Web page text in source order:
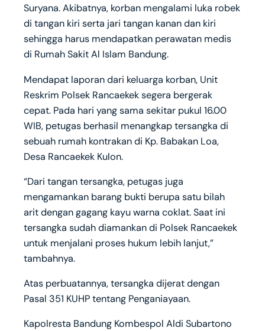
Suryana. Akibatnya, korban mengalami luka robek
di tangan kiri serta jari tangan kanan dan kiri
sehingga harus mendapatkan perawatan medis
di Rumah Sakit Al Islam Bandung.
Mendapat laporan dari keluarga korban, Unit
Reskrim Polsek Rancaekek segera bergerak
cepat. Pada hari yang sama sekitar pukul 16.00
WIB, petugas berhasil menangkap tersangka di
sebuah rumah kontrakan di Kp. Babakan Loa,
Desa Rancaekek Kulon.
“Dari tangan tersangka, petugas juga
mengamankan barang bukti berupa satu bilah
arit dengan gagang kayu warna coklat. Saat ini
tersangka sudah diamankan di Polsek Rancaekek
untuk menjalani proses hukum lebih lanjut,”
tambahnya.
Atas perbuatannya, tersangka dijerat dengan
Pasal 351 KUHP tentang Penganiayaan.
Kapolresta Bandung Kombespol Aldi Subartono